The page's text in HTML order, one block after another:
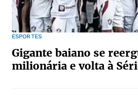
ESPORTES
Gigante baiano se
milionária e volta à